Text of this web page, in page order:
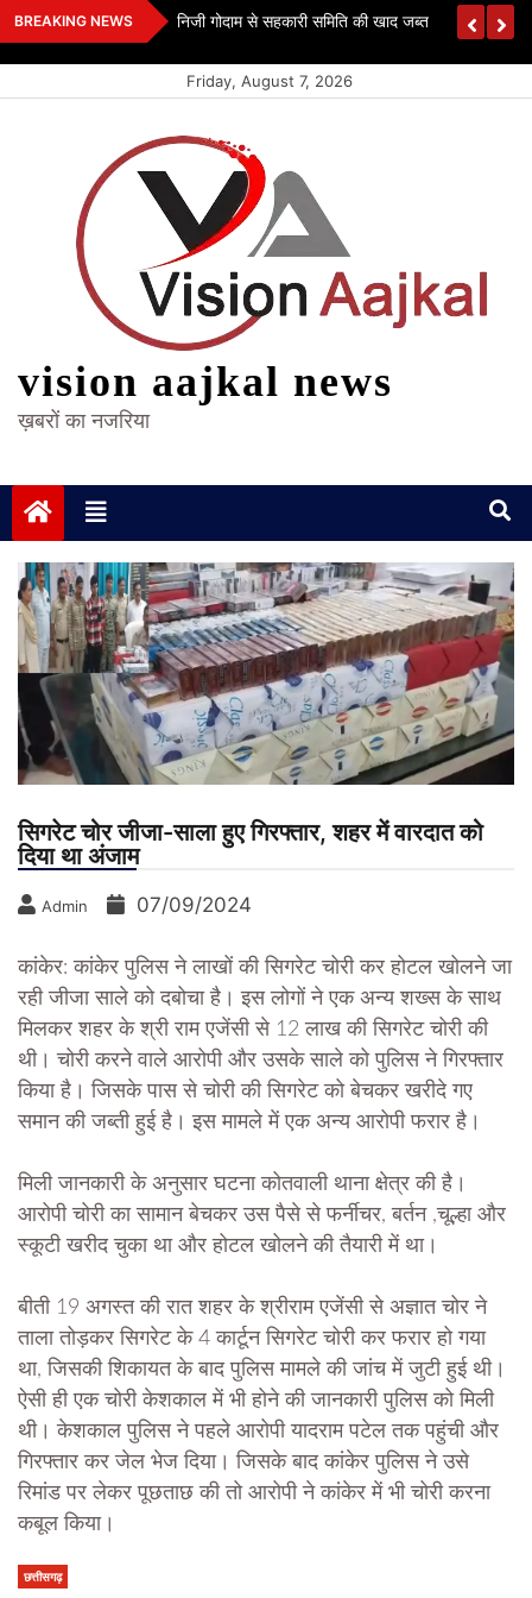
Skip
to
BREAKING NEWS निजी गोदाम से सहकारी समिति की खाद जब्त
Friday, August 7, 2026
vision aajkal news
ख़बरों का नजरिया
सिगरेट चोर जीजा-साला हुए गिरफ्तार, शहर में वारदात को
दिया था अंजाम
Admin 07/09/2024
कांकेर: कांकेर पुलिस ने लाखों की सिगरेट चोरी कर होटल खोलने जा
रही जीजा साले को दबोचा है। इस लोगों ने एक अन्य शख्स के साथ
मिलकर शहर के श्री राम एजेंसी से 12 लाख की सिगरेट चोरी की
थी। चोरी करने वाले आरोपी और उसके साले को पुलिस ने गिरफ्तार
किया है। जिसके पास से चोरी की सिगरेट को बेचकर खरीदे गए
समान की जब्ती हुई है। इस मामले में एक अन्य आरोपी फरार है।
मिली जानकारी के अनुसार घटना कोतवाली थाना क्षेत्र की है।
आरोपी चोरी का सामान बेचकर उस पैसे से फर्नीचर, बर्तन ,चूल्हा और
स्कूटी खरीद चुका था और होटल खोलने की तैयारी में था।
बीती 19 अगस्त की रात शहर के श्रीराम एजेंसी से अज्ञात चोर ने
ताला तोड़कर सिगरेट के 4 कार्टून सिगरेट चोरी कर फरार हो गया
था, जिसकी शिकायत के बाद पुलिस मामले की जांच में जुटी हुई थी।
ऐसी ही एक चोरी केशकाल में भी होने की जानकारी पुलिस को मिली
थी। केशकाल पुलिस ने पहले आरोपी यादराम पटेल तक पहुंची और
गिरफ्तार कर जेल भेज दिया। जिसके बाद कांकेर पुलिस ने उसे
रिमांड पर लेकर पूछताछ की तो आरोपी ने कांकेर में भी चोरी करना
कबूल किया।
छत्तीसगढ़